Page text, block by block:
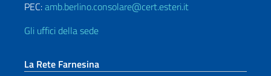
PEC:amb.berlino.consolare@cert.esteri.it
Gli uffici della sede
La Rete Farnesina